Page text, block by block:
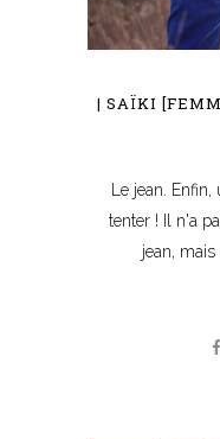
| SAÏKI
Le jean. Enfin,
tenter ! Il n'a
jean,